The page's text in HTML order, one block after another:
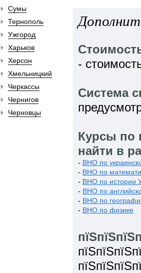
-
Система
Курсы по
найти в
- ВНО по
- ВНО по
- ВНО по истории
- ВНО по
- ВНО по
- ВНО по физике
Сумы
Тернополь
Ужгород
Харьков
Херсон
Хмельницкий
Черкассы
Чернигов
Черновцы